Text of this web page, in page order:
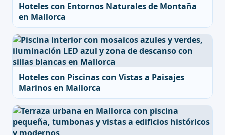
Hoteles con Entornos Naturales de Montaña
en Mallorca
Hoteles con Piscinas con Vistas a Paisajes
Marinos en Mallorca